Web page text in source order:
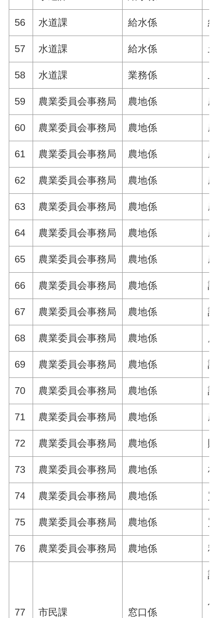
56 水道課 給水係
57 水道課 給水係
58 水道課 業務係
59 農業委員会事務局 農地係
60 農業委員会事務局 農地係
61 農業委員会事務局 農地係
62 農業委員会事務局 農地係
63 農業委員会事務局 農地係
64 農業委員会事務局 農地係
65 農業委員会事務局 農地係
66 農業委員会事務局 農地係
67 農業委員会事務局 農地係
68 農業委員会事務局 農地係
69 農業委員会事務局 農地係
70 農業委員会事務局 農地係
71 農業委員会事務局 農地係
72 農業委員会事務局 農地係
73 農業委員会事務局 農地係
74 農業委員会事務局 農地係
75 農業委員会事務局 農地係
76 農業委員会事務局 農地係
77 市民課 窓口係